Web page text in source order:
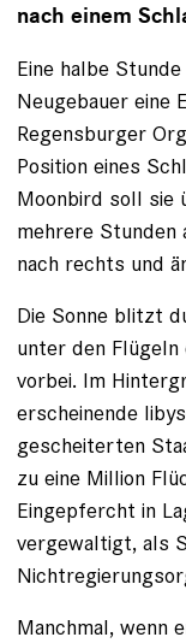
nach einem
Eine halbe
Neugebauer eine
Regensburger
Position eines
Moonbird soll sie
mehrere ­Stunden
nach rechts und
Die Sonne blitzt
unter den
vorbei. Im
erscheinende
gescheiterten
zu eine Million
Eingepfercht in
vergewaltigt, als
Manchmal, wenn